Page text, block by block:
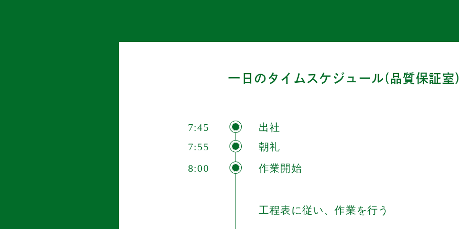
一日のタイムスケジュール(品質保証室